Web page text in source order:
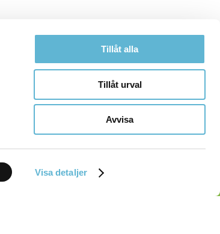
Visa detaljer
Tillåt alla
Tillåt urval
Avvisa